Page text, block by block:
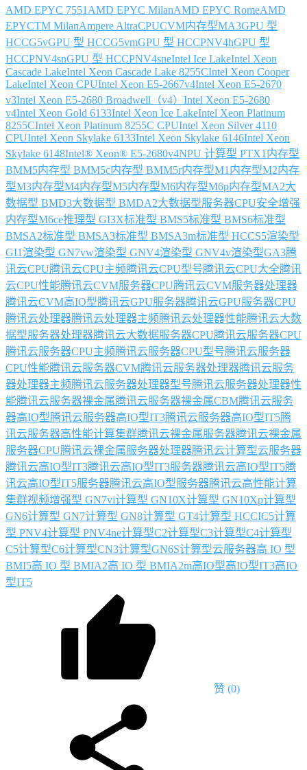
AMD EPYC 7551 AMD EPYC MilanAMD EPYC RomeAMD
EPYCTM MilanAmpere AltraCPUCVM内存型MA3GPU 型
HCCG5vGPU 型 HCCG5vmGPU 型 HCCPNV4hGPU 型
HCCPNV4snGPU 型 HCCPNV4sneIntel Ice LakeIntel Xeon
Cascade LakeIntel Xeon Cascade Lake 8255CIntel Xeon Cooper
LakeIntel Xeon CPUIntel Xeon E5-2667v4Intel Xeon E5-2670
v3Intel Xeon E5-2680 Broadwell（v4） Intel Xeon E5-2680
v4Intel Xeon Gold 6133Intel Xeon Ice LakeIntel Xeon Platinum
8255CIntel Xeon Platinum 8255C CPUIntel Xeon Silver 4110
CPUIntel Xeon Skylake 6133Intel Xeon Skylake 6146Intel Xeon
Skylake 6148Intel® Xeon® E5-2680v4NPU 计算型 PTX1 内存型
BMM5内存型 BMM5c内存型 BMM5r内存型M1 内存型M2内存
型M3内存型M4内存型M5内存型M6内存型M6p内存型MA2大
数据型 BMD3大数据型 BMDA2大数据型服务器CPU安全增强
内存型M6ce推理型 GI3X标准型 BMS5标准型 BMS6标准型
BMSA2标准型 BMSA3标准型 BMSA3m标准型 HCCS5渲染型
GI1渲染型 GN7vw渲染型 GNV4渲染型 GNV4v渲染型GA3腾
讯云CPU腾讯云CPU主频腾讯云CPU型号腾讯云CPU大全腾讯
云CPU性能腾讯云CVM服务器CPU腾讯云CVM服务器处理器
腾讯云CVM高IO型腾讯云GPU服务器腾讯云GPU服务器CPU
腾讯云处理器腾讯云处理器主频腾讯云处理器性能腾讯云大数
据型服务器处理器腾讯云大数据服务器CPU腾讯云服务器CPU
腾讯云服务器CPU主频腾讯云服务器CPU型号腾讯云服务器
CPU性能腾讯云服务器CVM腾讯云服务器处理器腾讯云服务
器处理器主频腾讯云服务器处理器型号腾讯云服务器处理器性
能腾讯云服务器裸金属腾讯云服务器裸金属CBM腾讯云服务
器高IO型腾讯云服务器高IO型IT3腾讯云服务器高IO型IT5腾
讯云服务器高性能计算集群腾讯云裸金属服务器腾讯云裸金属
服务器CPU腾讯云裸金属服务器处理器腾讯云计算型云服务器
腾讯云高IO型IT3腾讯云高IO型IT3服务器腾讯云高IO型IT5腾
讯云高IO型IT5服务器腾讯云高IO型服务器腾讯云高性能计算
集群视频增强型 GN7vi计算型 GN10X计算型 GN10Xp计算型
GN6计算型 GN7计算型 GN8计算型 GT4计算型 HCCIC5计算
型 PNV4计算型 PNV4ne计算型C2计算型C3计算型C4计算型
C5计算型C6计算型CN3计算型GN6S计算型云服务器高 IO 型
BMI5高 IO 型 BMIA2高 IO 型 BMIA2m高IO型高IO型IT3高IO
型IT5
赞 (0)